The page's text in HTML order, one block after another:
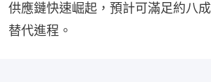
供應鏈快速崛起，預計可滿足約八
替代進程。